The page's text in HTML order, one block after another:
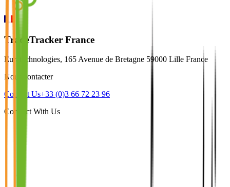
TradeTracker France
Euratechnologies, 165 Avenue de Bretagne 59000 Lille France
Nous contacter
Contact Us+33 (0)3 66 72 23 96
Connect With Us